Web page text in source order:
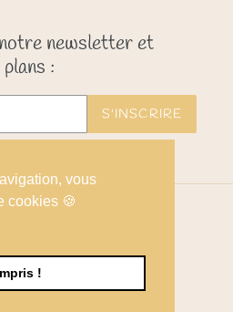
vous
cookies 🍪
!
newsletter et
:
S'INSCRIRE
Angèle Confiserie